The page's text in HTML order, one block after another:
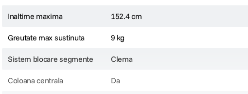
Inaltime maxima 152.4 cm
Greutate max sustinuta 9 kg
Sistem blocare segmente Clema
Coloana centrala Da